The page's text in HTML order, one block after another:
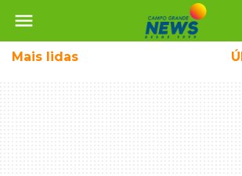
menu
Mais lidas